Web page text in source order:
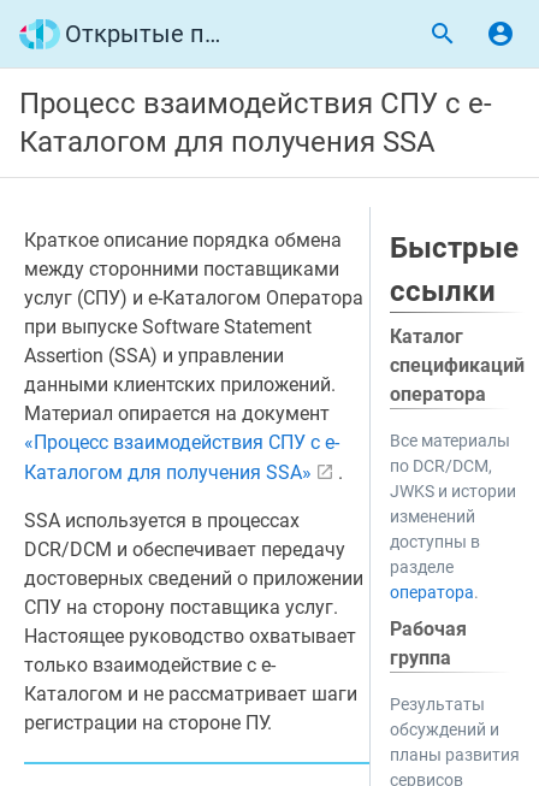
Открытые программные интерфейсы
Процесс взаимодействия СПУ с е-
Каталогом для получения SSA
Краткое описание порядка обмена
между сторонними поставщиками
услуг (СПУ) и е-Каталогом Оператора
при выпуске Software Statement
Assertion (SSA) и управлении
данными клиентских приложений.
Материал опирается на документ
«Процесс взаимодействия СПУ с е-
Каталогом для получения SSA»
.
SSA используется в процессах
DCR/DCM и обеспечивает передачу
достоверных сведений о приложении
СПУ на сторону поставщика услуг.
Настоящее руководство охватывает
только взаимодействие с е-
Каталогом и не рассматривает шаги
регистрации на стороне ПУ.
Быстрые
ссылки
Каталог
спецификаций
оператора
Все материалы
по DCR/DCM,
JWKS и истории
изменений
доступны в
разделе
оператора.
Рабочая
группа
Результаты
обсуждений и
планы развития
сервисов